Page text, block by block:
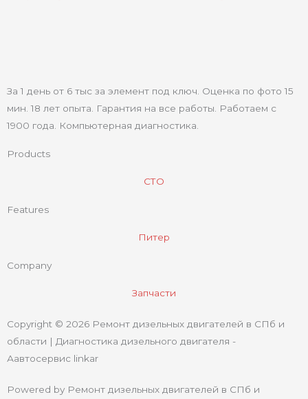
За 1 день от 6 тыс за элемент под ключ. Оценка по фото 15
мин. 18 лет опыта. Гарантия на все работы. Работаем с
1900 года. Компьютерная диагностика.
Products
СТО
Features
Питер
Company
Запчасти
Copyright © 2026 Ремонт дизельных двигателей в СПб и
области | Диагностика дизельного двигателя -
Аавтосервис linkar
Powered by Ремонт дизельных двигателей в СПб и